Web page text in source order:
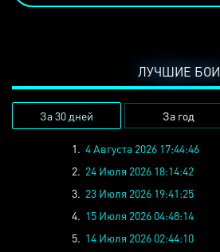
ЛУЧШИЕ БОИ
За 30 дней За год
1. 4 Августа 2026 17:44:46
2. 24 Июля 2026 18:14:42
3. 23 Июля 2026 19:41:25
4. 15 Июля 2026 04:48:14
5. 14 Июля 2026 02:44:10